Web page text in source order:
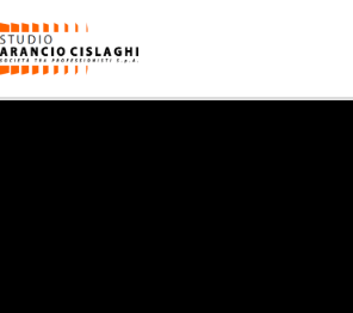
al